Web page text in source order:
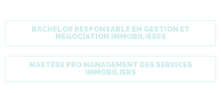
BACHELOR RESPONSABLE EN GESTION ET
NÉGOCIATION IMMOBILIÈRES
MASTÈRE PRO MANAGEMENT DES SERVICES
IMMOBILIERS